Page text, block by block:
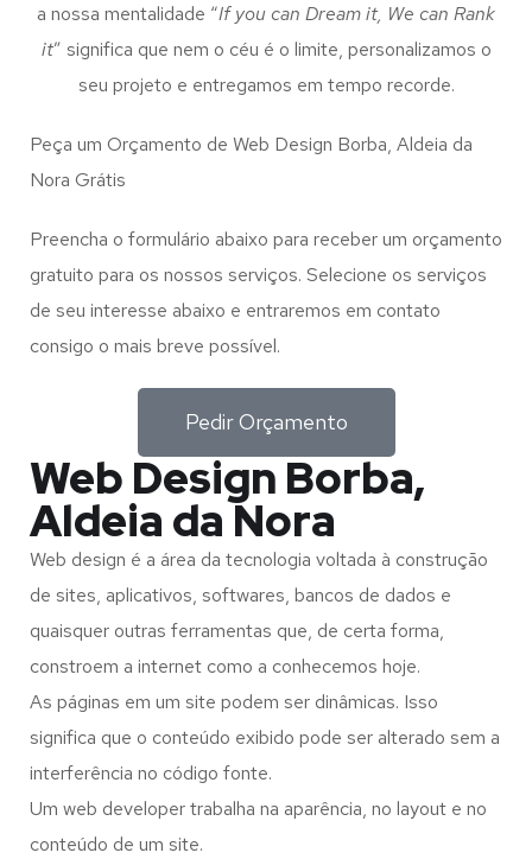
a nossa mentalidade “If you can Dream it, We can Rank
it” significa que nem o céu é o limite, personalizamos o
seu projeto e entregamos em tempo recorde.
Peça um Orçamento de Web Design Borba, Aldeia da
Nora Grátis
Preencha o formulário abaixo para receber um orçamento
gratuito para os nossos serviços. Selecione os serviços
de seu interesse abaixo e entraremos em contato
consigo o mais breve possível.
Pedir Orçamento
Web Design Borba,
Aldeia da Nora
Web design é a área da tecnologia voltada à construção
de sites, aplicativos, softwares, bancos de dados e
quaisquer outras ferramentas que, de certa forma,
constroem a internet como a conhecemos hoje.
As páginas em um site podem ser dinâmicas. Isso
significa que o conteúdo exibido pode ser alterado sem a
interferência no código fonte.
Um web developer trabalha na aparência, no layout e no
conteúdo de um site.